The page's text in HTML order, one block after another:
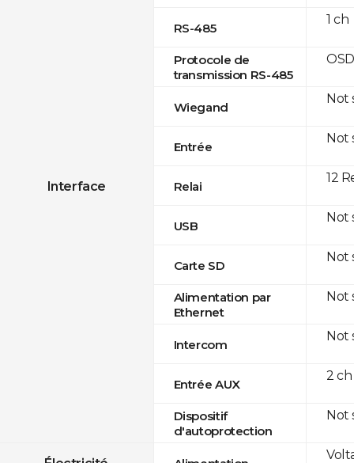
Interface
RS-485
Protocole de
transmission RS-485
Wiegand
Entrée
Relai
USB
Carte SD
Alimentation par
Ethernet
Intercom
Entrée AUX
Dispositif
d'autoprotection
1 ch
Not
Not
12
Not
Not
Not
Not
2
Not